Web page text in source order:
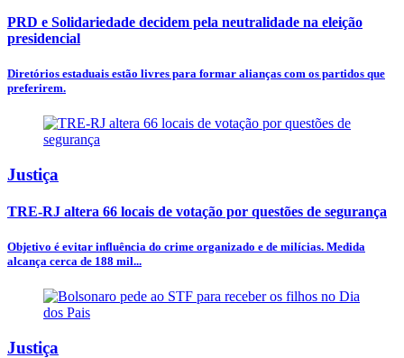
PRD e Solidariedade decidem pela neutralidade na eleição
presidencial
Diretórios estaduais estão livres para formar alianças com os partidos que
preferirem.
Justiça
TRE-RJ altera 66 locais de votação por questões de segurança
Objetivo é evitar influência do crime organizado e de milícias. Medida
alcança cerca de 188 mil...
Justiça